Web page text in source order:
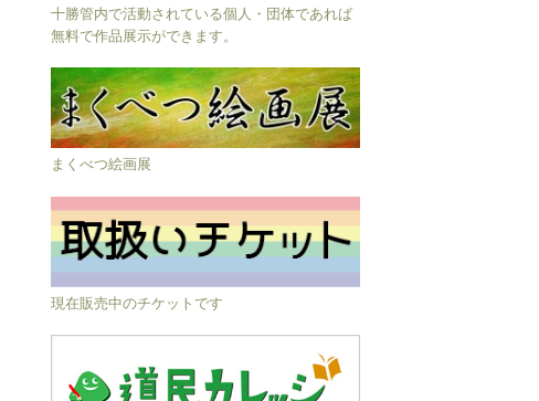
十勝管内で活動されている個人・団体であれば
無料で作品展示ができます。
まくべつ絵画展
現在販売中のチケットです